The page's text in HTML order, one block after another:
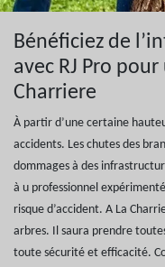
Bénéficiez de
avec RJ Pro
Charriere
À partir d’une certaine
accidents. Les chutes des
dommages à des
à u professionnel
risque d’accident. A La
arbres. Il saura prendre
toute sécurité et efficacité.